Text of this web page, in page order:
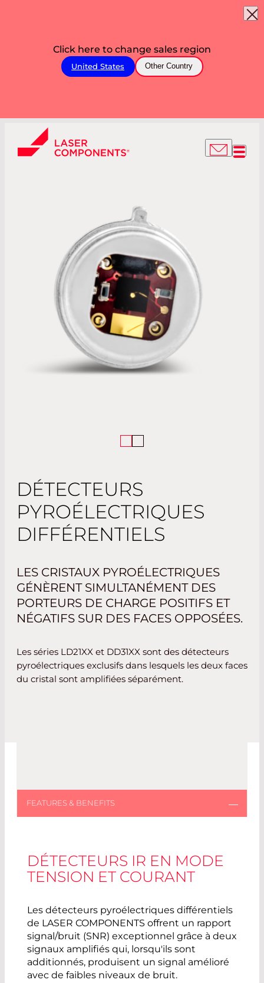
Click here to change sales region
United States Other Country
DÉTECTEURS
PYROÉLECTRIQUES
DIFFÉRENTIELS
LES CRISTAUX PYROÉLECTRIQUES
GÉNÈRENT SIMULTANÉMENT DES
PORTEURS DE CHARGE POSITIFS ET
NÉGATIFS SUR DES FACES OPPOSÉES.
Les séries LD21XX et DD31XX sont des détecteurs
pyroélectriques exclusifs dans lesquels les deux faces
du cristal sont amplifiées séparément.
DÉTECTEURS IR EN MODE
TENSION ET COURANT
Les détecteurs pyroélectriques différentiels
de LASER COMPONENTS offrent un rapport
signal/bruit (SNR) exceptionnel grâce à deux
signaux amplifiés qui, lorsqu'ils sont
additionnés, produisent un signal amélioré
avec de faibles niveaux de bruit.